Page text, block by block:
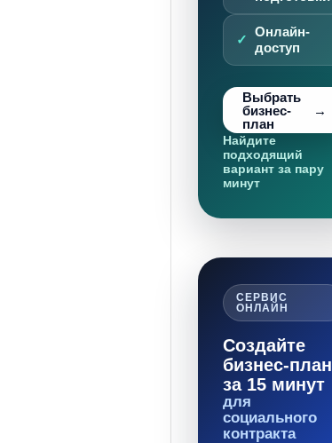
Онлайн-
доступ
Выбрать
бизнес-
план
Найдите
подходящий
вариант за пару
минут
СЕРВИС
ОНЛАЙН
Создайте
бизнес-план
за 15 минут
для
социального
контракта